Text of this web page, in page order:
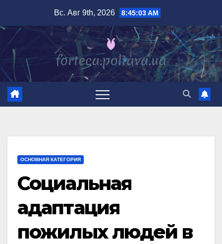
содержимому
Вс. Авг 9th, 2026 8:45:04 AM
ОСНОВНАЯ КАТЕГОРИЯ
Социальная
адаптация
пожилых людей в